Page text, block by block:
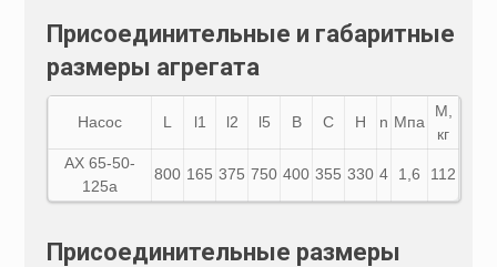
Присоединительные и габаритные
размеры агрегата
Насос L l1 l2 l5 B C H n Мпа
М,
кг
АХ65-50-
125а
800 165 375 750 400 355 330 4 1,6 112
Присоединительные размеры